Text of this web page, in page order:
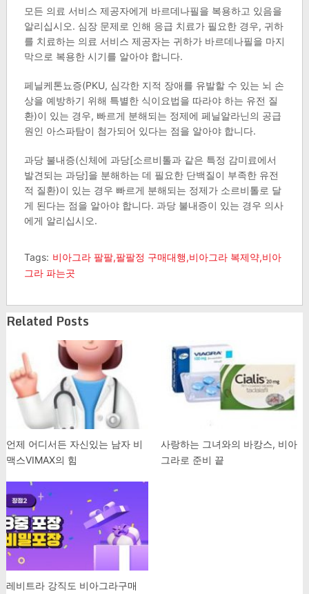
모든 의료 서비스 제공자에게 바르데나필을 복용하고 있음을
알리십시오. 심장 문제로 인해 응급 치료가 필요한 경우, 귀하
를 치료하는 의료 서비스 제공자는 귀하가 바르데나필을 마지
막으로 복용한 시기를 알아야 합니다.
페닐케톤뇨증(PKU, 심각한 지적 장애를 유발할 수 있는 뇌 손
상을 예방하기 위해 특별한 식이요법을 따라야 하는 유전 질
환)이 있는 경우, 빠르게 분해되는 정제에 페닐알라닌의 공급
원인 아스파탐이 첨가되어 있다는 점을 알아야 합니다.
과당 불내증(신체에 과당[소르비톨과 같은 특정 감미료에서
발견되는 과당]을 분해하는 데 필요한 단백질이 부족한 유전
적 질환)이 있는 경우 빠르게 분해되는 정제가 소르비톨로 달
게 된다는 점을 알아야 합니다. 과당 불내증이 있는 경우 의사
에게 알리십시오.​
Tags: 비아그라 팔팔,팔팔정 구매대행,비아그라 복제약,비아
그라 파는곳
Related Posts
언제 어디서든 자신있는 남자 비
맥스VIMAX의 힘
사랑하는 그녀와의 바캉스, 비아
그라로 준비 끝
레비트라 강직도 비아그라구매